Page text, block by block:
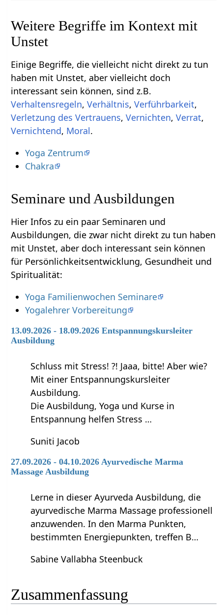
Weitere Begriffe im Kontext mit
Einige Begriffe, die vielleicht nicht direkt zu tun
haben mit Unstet‏‎, aber vielleicht doch
interessant sein können, sind z.B.
, ,
,
, ,Verrat,
, Moral.
Yoga Zentrum
Chakra
Seminare und Ausbildungen
Hier Infos zu ein paar Seminaren und
Ausbildungen, die zwar nicht direkt zu tun haben
mit Unstet‏‎, aber doch interessant sein können
für Persönlichkeitsentwicklung, Gesundheit und
Spiritualität:
Yoga Familienwochen Seminare
Yogalehrer Vorbereitung
13.09.2026 - 18.09.2026 Entspannungskursleiter
Ausbildung
Schluss mit Stress! ?! Jaaa, bitte! Aber wie?
Mit einer Entspannungskursleiter
Ausbildung.
Die Ausbildung, Yoga und Kurse in
Entspannung helfen Stress …
Suniti Jacob
27.09.2026 - 04.10.2026 Ayurvedische Marma
Massage Ausbildung
Lerne in dieser Ayurveda Ausbildung, die
ayurvedische Marma Massage professionell
anzuwenden. In den Marma Punkten,
bestimmten Energiepunkten, treffen B…
Sabine Vallabha Steenbuck
Zusammenfassung